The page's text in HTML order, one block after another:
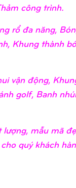
công trình.
rổ đa năng,
Khung thành
vận động,
golf, Banh
lượng, mẫu mã
quý khách